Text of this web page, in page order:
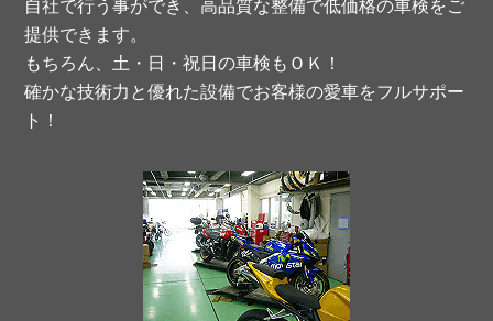
自社で行う事ができ、高品質な整備で低価格の車検をご
提供できます。
もちろん、土・日・祝日の車検もＯＫ！
確かな技術力と優れた設備でお客様の愛車をフルサポー
ト！